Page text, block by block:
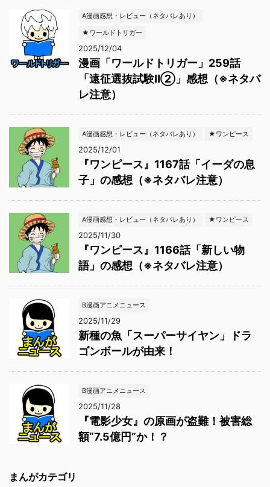
A漫画感想・レビュー（ネタバレあり）
★ワールドトリガー
2025/12/04
漫画「ワールドトリガー」259話
「遠征選抜試験Ⅱ②」感想（※ネタバ
レ注意）
A漫画感想・レビュー（ネタバレあり） ★ワンピース
2025/12/01
『ワンピース』1167話「イーダの息
子」の感想（※ネタバレ注意）
A漫画感想・レビュー（ネタバレあり） ★ワンピース
2025/11/30
『ワンピース』1166話「新しい物
語」の感想（※ネタバレ注意）
B漫画アニメニュース
2025/11/29
新種の魚「スーパーサイヤン」ドラ
ゴンボールが由来！
B漫画アニメニュース
2025/11/28
『電影少女』の原画が盗難！被害総
額“7.5億円”か！？
まんがカテゴリ